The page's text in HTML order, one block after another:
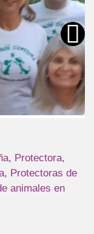
, Protectora,
, Protectoras de
animales en